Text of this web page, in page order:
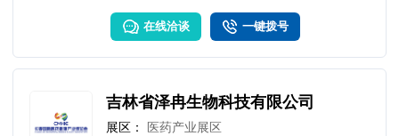
导体实验室设备建置
在线洽谈 一键拨号
吉林省泽冉生物科技有限公司
展区：
医药产业展区